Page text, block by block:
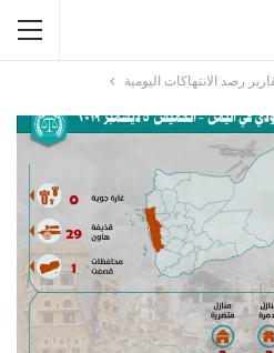
رصد الانتهاكات اليومية